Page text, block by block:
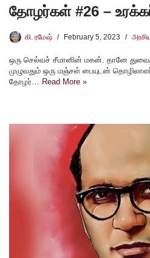
தோழர்கள் #26 – உரக்கப்
கி. ரமேஷ் February 5, 2023
ஒரு செல்வச் சீமானின் மகன். தானே
முழுவதும் ஒரு மஞ்சள் பையுடன்
தோழர்…
Read More »